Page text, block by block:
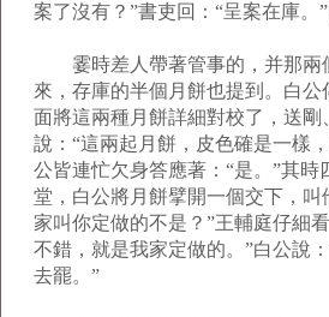
案了沒有？”書吏回：“呈案在庫。
霎時差人帶著管事的，并那兩
來，存庫的半個月餅也提到。白公
面將這兩種月餅詳細對校了，送剛
說：“這兩起月餅，皮色確是一樣
公皆連忙欠身答應著：“是。”其時
堂，白公將月餅擘開一個交下，叫
家叫你定做的不是？”王輔庭仔細
不錯，就是我家定做的。”白公說
去罷。”